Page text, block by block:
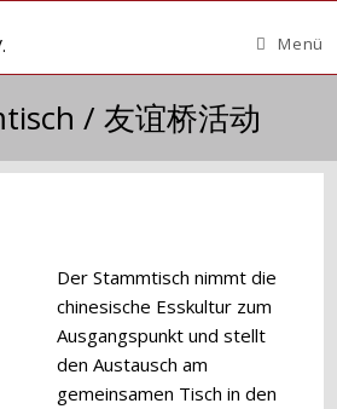
Menü
/ 友谊桥活动
Der Stammtisch nimmt die
chinesische Esskultur zum
Ausgangspunkt und stellt
den Austausch am
gemeinsamen Tisch in den